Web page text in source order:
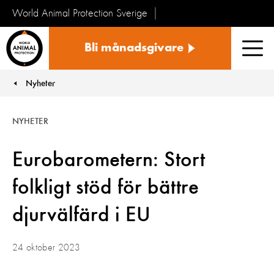
World Animal Protection Sverige
Bli månadsgivare
You are here:
Nyheter
Eurobarometern: Stort
folkligt stöd för bättre
djurvälfärd i EU
NYHETER
24 oktober 2023